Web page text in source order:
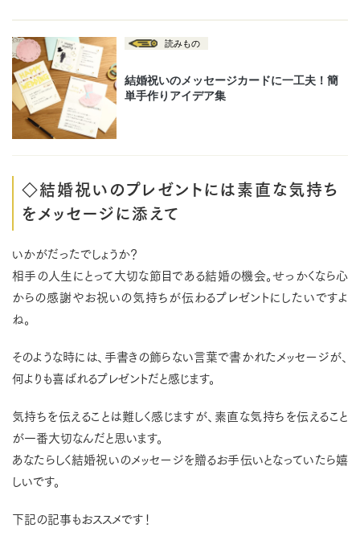
◇結婚祝いのプレゼントには素直な気持ち
をメッセージに添えて
いかがだったでしょうか？
相手の人生にとって大切な節目である結婚の機会。せっかくなら心
からの感謝やお祝いの気持ちが伝わるプレゼントにしたいですよ
ね。
そのような時には、手書きの飾らない言葉で書かれたメッセージが、
何よりも喜ばれるプレゼントだと感じます。
気持ちを伝えることは難しく感じますが、素直な気持ちを伝えること
が一番大切なんだと思います。
あなたらしく結婚祝いのメッセージを贈るお手伝いとなっていたら嬉
しいです。
下記の記事もおススメです！